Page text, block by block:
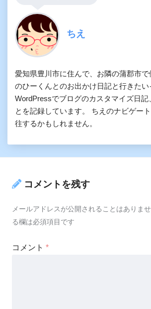
ちえ
愛知県豊川市に住んで、お隣の蒲郡市
のひーくんとのお出かけ日記と行きたい
WordPressでブログのカスタマイズ日記
とを記録しています。 ちえのナビゲー
往するかもしれません。
コメントを残す
メールアドレスが公開されることはありませ
る欄は必須項目です
コメント *